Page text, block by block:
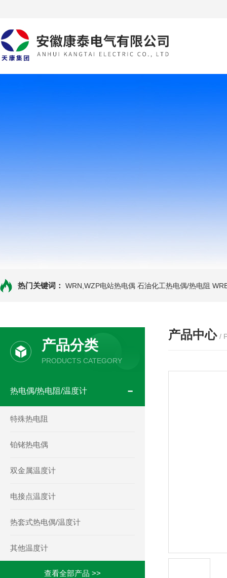
热门关键词： WRN,WZP电站热电偶 石油化工热电偶/热电阻
产品分类
PRODUCTS CATEGORY
热电偶/热电阻/温度计
特殊热电阻
铂铑热电偶
双金属温度计
电接点温度计
热套式热电偶/温度计
其他温度计
查看全部产品 >>
产品中心 /